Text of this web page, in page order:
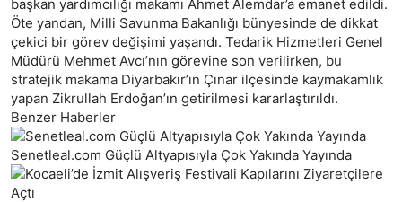
başkan yardımcılığı makamı Ahmet Alemdar’a emanet edildi.
Öte yandan, Milli Savunma Bakanlığı bünyesinde de dikkat
çekici bir görev değişimi yaşandı. Tedarik Hizmetleri Genel
Müdürü Mehmet Avcı’nın görevine son verilirken, bu
stratejik makama Diyarbakır’ın Çınar ilçesinde kaymakamlık
yapan Zikrullah Erdoğan’ın getirilmesi kararlaştırıldı.
Benzer Haberler
Senetleal.com Güçlü Altyapısıyla Çok Yakında Yayında